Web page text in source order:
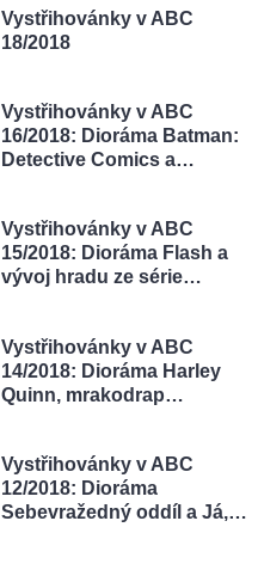
Vystřihovánky v ABC
18/2018
Vystřihovánky v ABC
16/2018: Dioráma Batman:
Detective Comics a…
Vystřihovánky v ABC
15/2018: Dioráma Flash a
vývoj hradu ze série…
Vystřihovánky v ABC
14/2018: Dioráma Harley
Quinn, mrakodrap…
Vystřihovánky v ABC
12/2018: Dioráma
Sebevražedný oddíl a Já,…